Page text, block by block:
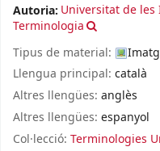
Autoria: Universitat de les
Terminologia
Tipus de material:
Llengua principal: català
Altres llengües: anglès
Altres llengües: espanyol
Col·lecció: Terminologies